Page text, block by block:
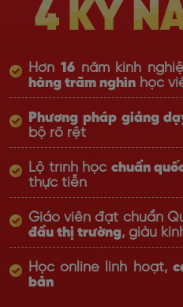
Hơn 16năm kinh
hàng trăm nghìn học
Phương pháp giảng
bộ rõ rệt
Lộ trình học chuẩn
thực tiễn
Giáo viên đạt chuẩn
đầu thị trường, giàu
Học online linh hoạt,
bản